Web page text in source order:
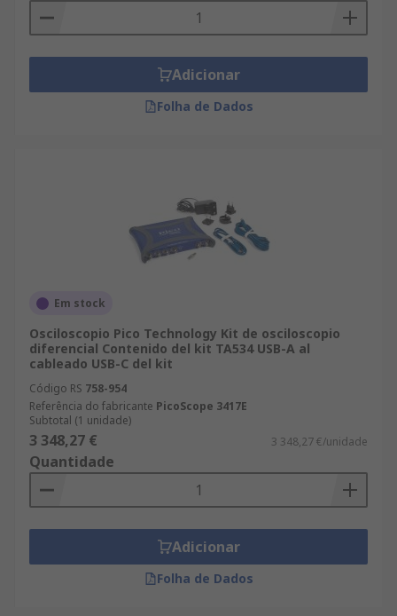
Adicionar
Folha de Dados
Em stock
Osciloscopio Pico Technology Kit de osciloscopio
diferencial Contenido del kit TA534 USB-A al
cableado USB-C del kit
Código RS 758-954
Referência do fabricante PicoScope 3417E
Subtotal (1 unidade)
3 348,27 € 3 348,27 €/unidade
Quantidade
Adicionar
Folha de Dados